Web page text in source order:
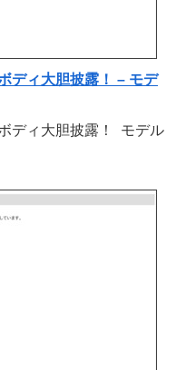
ディ大胆披露！ – モデ
ディ大胆披露！ モデル